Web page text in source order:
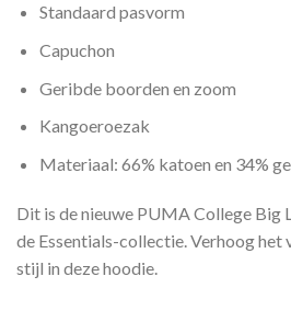
Standaard pasvorm
Capuchon
Geribde boorden en zoom
Kangoeroezak
Materiaal: 66% katoen en 34%
Dit is de nieuwe PUMA College Big
de Essentials-collectie. Verhoog het
stijl in deze hoodie.